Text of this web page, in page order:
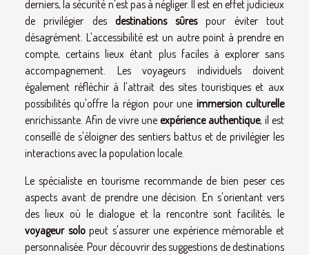
derniers, la sécurité n'est pas à négliger. Il est en effet judicieux
de privilégier des destinations sûrespour éviter tout
désagrément. L'accessibilité est un autre point à prendre en
compte, certains lieux étant plus faciles à explorer sans
accompagnement. Les voyageurs individuels doivent
également réfléchir à l'attrait des sites touristiques et aux
possibilités qu'offre la région pour une immersion culturelle
enrichissante. Afin de vivre une expérience authentique, il est
conseillé de s'éloigner des sentiers battus et de privilégier les
interactions avec la population locale.
Le spécialiste en tourisme recommande de bien peser ces
aspects avant de prendre une décision. En s'orientant vers
des lieux où le dialogue et la rencontre sont facilités, le
voyageur solopeut s'assurer une expérience mémorable et
personnalisée. Pour découvrir des suggestions de destinations